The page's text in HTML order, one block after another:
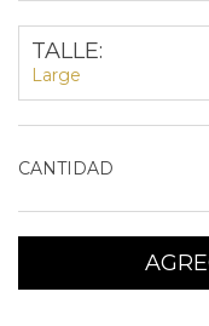
TALLE:
Large
CANTIDAD